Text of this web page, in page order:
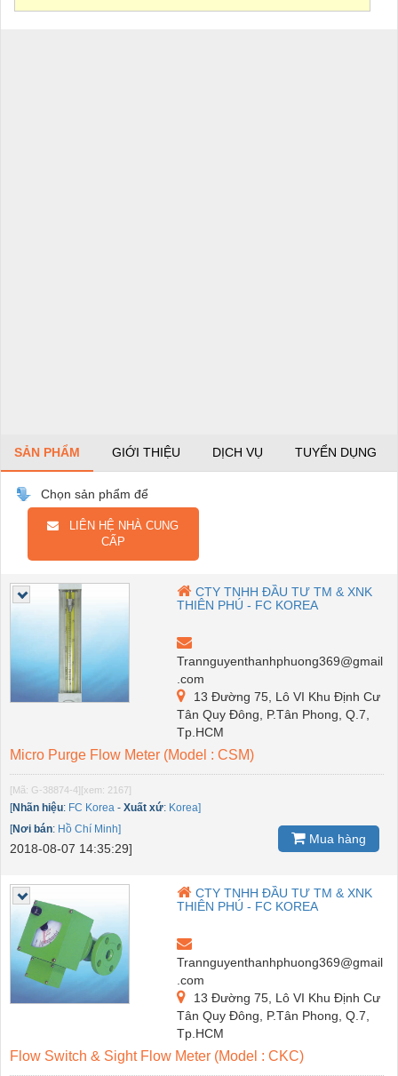
SẢN PHẨM GIỚI THIỆU DỊCH VỤ TUYỂN DỤNG
Chọn sản phẩm để
LIÊN HỆ NHÀ CUNG
CẤP
CTY TNHH ĐẦU TƯ TM & XNK
THIÊN PHÚ - FC KOREA
Trannguyenthanhphuong369@gmail
.com
13 Đường 75, Lô VI Khu Định Cư
Tân Quy Đông, P.Tân Phong, Q.7,
Tp.HCM
Micro Purge Flow Meter (Model : CSM)
[Mã: G-38874-4][xem: 2167]
[Nhãn hiệu: FC Korea - Xuất xứ: Korea]
[Nơi bán: Hồ Chí Minh]
2018-08-07 14:35:29]
Mua hàng
CTY TNHH ĐẦU TƯ TM & XNK
THIÊN PHÚ - FC KOREA
Trannguyenthanhphuong369@gmail
.com
13 Đường 75, Lô VI Khu Định Cư
Tân Quy Đông, P.Tân Phong, Q.7,
Tp.HCM
Flow Switch & Sight Flow Meter (Model : CKC)